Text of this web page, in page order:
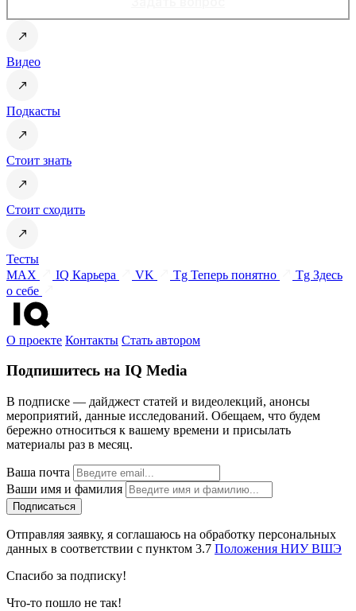
Видео
Подкасты
Стоит знать
Стоит сходить
Тесты
MAX
IQ Карьера VK Tg Теперь понятно
Tg Здесь
о себе
О проекте Контакты Стать автором
Подпишитесь на IQ Media
В подписке — дайджест статей и видеолекций, анонсы
мероприятий, данные исследований. Обещаем, что будем
бережно относиться к вашему времени и присылать
материалы раз в месяц.
Ваша почта
Ваши имя и фамилия
Отправляя заявку, я соглашаюсь на обработку персональных
данных в соответствии с пунктом 3.7 Положения НИУ ВШЭ
Спасибо за подписку!
Что-то пошло не так!